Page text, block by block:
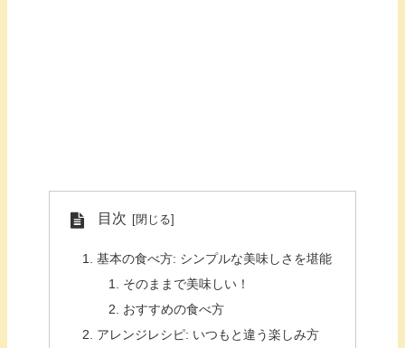
目次
基本の食べ方: シンプルな美味しさを堪能
そのままで美味しい！
おすすめの食べ方
アレンジレシピ: いつもと違う楽しみ方